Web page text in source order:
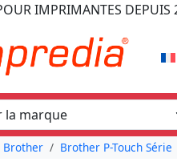
IMPRIMANTES DEPUIS
Brother Brother P-Touch Série